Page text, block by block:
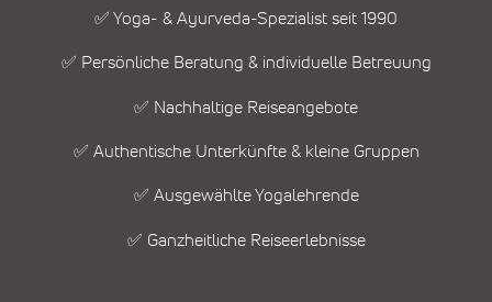
✅ Yoga- & Ayurveda-Spezialist seit 1990
✅ Persönliche Beratung & individuelle Betreuung
✅ Nachhaltige Reiseangebote
✅ Authentische Unterkünfte & kleine Gruppen
✅ Ausgewählte Yogalehrende
✅ Ganzheitliche Reiseerlebnisse